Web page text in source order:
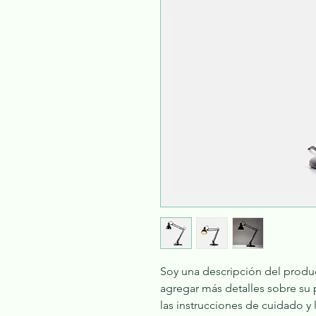
Soy una descripción del
agregar más detalles sobre
las instrucciones de cuidado